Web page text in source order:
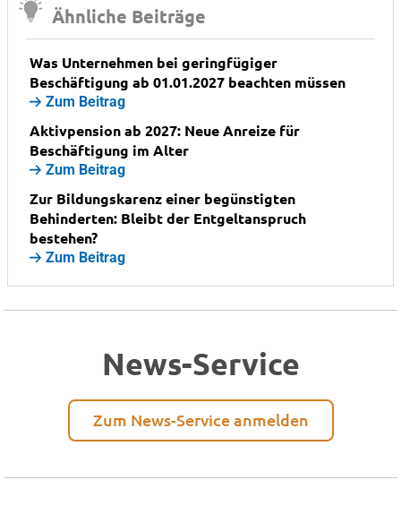
Ähnliche Beiträge
Was Unternehmen bei geringfügiger
Beschäftigung ab 01.01.2027 beachten müssen
Zum Beitrag
Aktivpension ab 2027: Neue Anreize für
Beschäftigung im Alter
Zum Beitrag
Zur Bildungskarenz einer begünstigten
Behinderten: Bleibt der Entgeltanspruch
bestehen?
Zum Beitrag
News-Service
Zum News-Service anmelden